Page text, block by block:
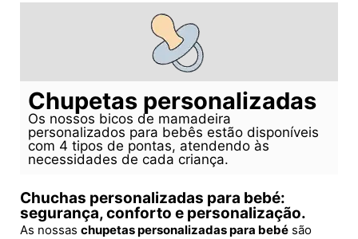
Chupetas personalizadas
Os nossos bicos de mamadeira
personalizados para bebês estão disponíveis
com 4 tipos de pontas, atendendo às
necessidades de cada criança.
Chuchas personalizadas para bebé:
segurança, conforto e personalização.
As nossas chupetas personalizadas para bebé são